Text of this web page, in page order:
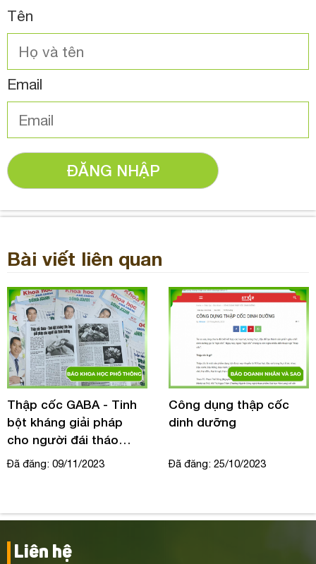
Tên
Email
ĐĂNG NHẬP
Bài viết liên quan
Thập cốc GABA - Tinh
bột kháng giải pháp
cho người đái tháo
đường
Đã đăng: 09/11/2023
Công dụng thập cốc
dinh dưỡng
Đã đăng: 25/10/2023
Liên hệ